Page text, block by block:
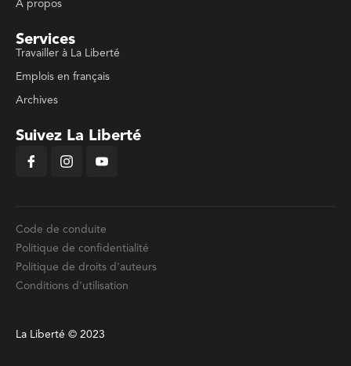
À propos
Services
Travailler à La Liberté
Emplois en français
Archives
Suivez La Liberté
Code de conduite
Politique de confidentialité
Politique de droits d'auteurs
Conditions d'utilisation
La Liberté © 2023